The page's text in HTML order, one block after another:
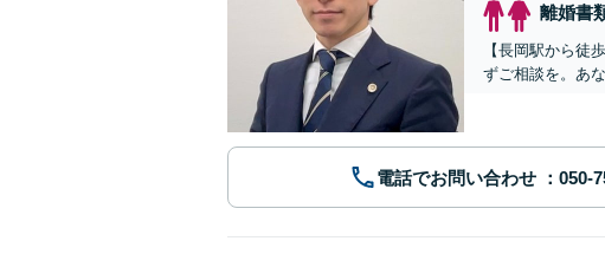
離婚書
【長岡駅から徒
ずご相談を。あ
電話でお問い合わせ